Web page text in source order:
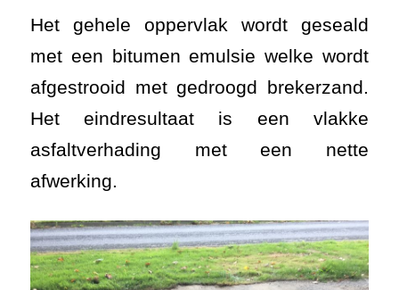
Het gehele oppervlak wordt geseald
met een bitumen emulsie welke wordt
afgestrooid met gedroogd brekerzand.
Het eindresultaat is een vlakke
asfaltverhading met een nette
afwerking.